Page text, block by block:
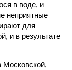
в воде, и
неприятные
для
и в результате
Московской,